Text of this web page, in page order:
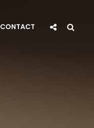
CONTACT Social
Share